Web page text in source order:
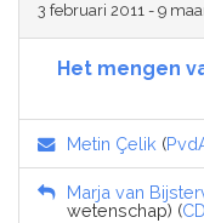
3 februari 2011 - 9
Het mengen
Metin Çelik (
Marja van
wetenschap) (